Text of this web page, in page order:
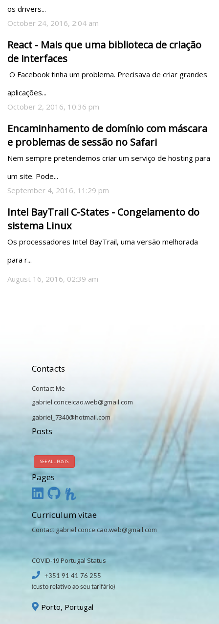
os drivers...
October 24, 2016, 2:04 am
React - Mais que uma biblioteca de criação
de interfaces
aplicações...
October 2, 2016, 10:36 pm
Encaminhamento de domínio com máscara
e problemas de sessão no Safari
Nem sempre pretendemos criar um serviço de hosting para
um site. Pode...
September 4, 2016, 11:29 pm
Intel BayTrail C-States - Congelamento do
sistema Linux
Os processadores Intel BayTrail, uma versão melhorada
para r...
August 16, 2016, 02:39 am
Contacts
Contact Me
gabriel.conceicao.web@gmail.com
gabriel_7340@hotmail.com
Posts
SEE ALL POSTS
Pages
Curriculum vitae
Contact gabriel.conceicao.web@gmail.com
COVID-19 Portugal Status
+351 91 41 76 255
(custo relativo ao seu tarifário)
Porto, Portugal